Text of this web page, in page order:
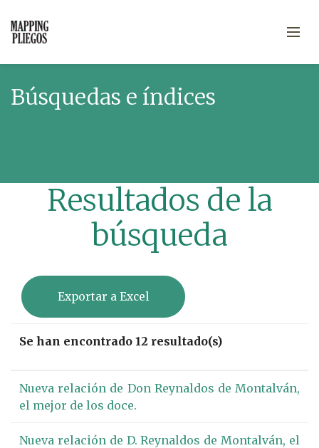
Búsquedas e índices
Resultados de la
búsqueda
Exportar a Excel
Se han encontrado 12 resultado(s)
Nueva relación de Don Reynaldos de Montalván,
el mejor de los doce.
Nueva relación de D. Reynaldos de Montalván, el